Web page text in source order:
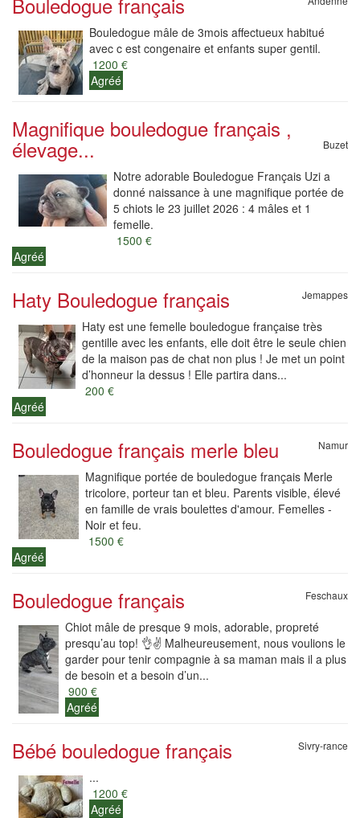
Bouledogue mâle de 3mois affectueux habitué
avec c est congenaire et enfants super gentil.
1200 €
Agréé
Magnifique bouledogue français ,
élevage... Buzet
Notre adorable Bouledogue Français Uzi a
donné naissance à une magnifique portée de
5 chiots le 23 juillet 2026 : 4 mâles et 1
femelle.
1500 €
Agréé
Haty Bouledogue français Jemappes
Haty est une femelle bouledogue française très
gentille avec les enfants, elle doit être le seule chien
de la maison pas de chat non plus ! Je met un point
d’honneur la dessus ! Elle partira dans...
200 €
Agréé
Bouledogue français merle bleu Namur
Magnifique portée de bouledogue français Merle
tricolore, porteur tan et bleu. Parents visible, élevé
en famille de vrais boulettes d'amour. Femelles -
Noir et feu.
1500 €
Agréé
Bouledogue français Feschaux
Chiot mâle de presque 9 mois, adorable, propreté
presqu’au top! 👌✌️ Malheureusement, nous voulions le
garder pour tenir compagnie à sa maman mais il a plus
de besoin et a besoin d’un...
900 €
Agréé
Bébé bouledogue français Sivry-rance
...
1200 €
Agréé